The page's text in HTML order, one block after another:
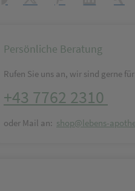
Persönliche Beratung
Rufen Sie uns an, wir sind gerne
+43 7762 2310
oder Mail an: shop@lebens-